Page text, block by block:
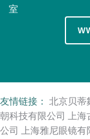
室
友情链接： 北京贝蒂
朝科技有限公司
上
公司
上海雅尼眼镜有